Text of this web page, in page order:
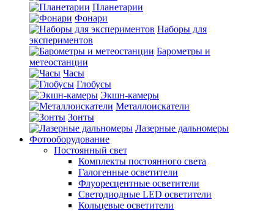
Планетарии
Фонари
Наборы для
экспериментов
Барометры и
метеостанции
Часы
Глобусы
Экшн-камеры
Металлоискатели
Зонты
Лазерные дальномеры
Фотооборудование
Постоянный свет
Комплекты постоянного света
Галогенные осветители
Флуоресцентные осветители
Светодиодные LED осветители
Кольцевые осветители